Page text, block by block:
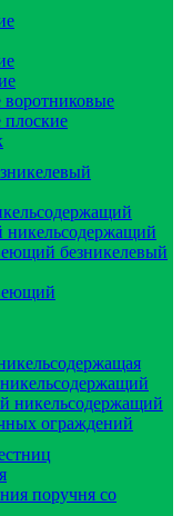
безникелевый
никельсодержащий
ограждений
поручня со